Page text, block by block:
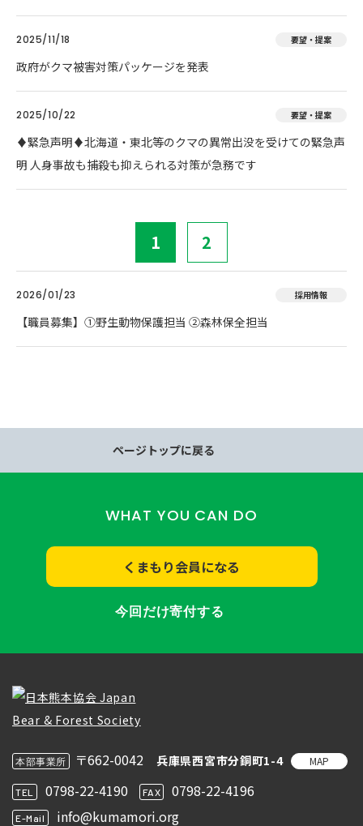
2025/11/18 要望・提案
政府がクマ被害対策パッケージを発表
2025/10/22 要望・提案
♦️緊急声明♦️北海道・東北等のクマの異常出没を受けての緊急声
明 人身事故も捕殺も抑えられる対策が急務です
1 2
2026/01/23 採用情報
【職員募集】①野生動物保護担当 ②森林保全担当
ページトップに戻る
WHAT YOU CAN DO
くまもり会員になる
今回だけ寄付する
本部事業所 〒662-0042 兵庫県西宮市分銅町1-4 MAP
TEL 0798-22-4190 FAX 0798-22-4196
E-Mail info@kumamori.org